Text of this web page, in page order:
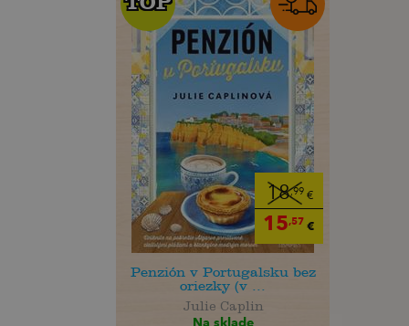
18,99 €
15,57 €
Penzión v Portugalsku bez
oriezky (v ...
Julie Caplin
Na sklade